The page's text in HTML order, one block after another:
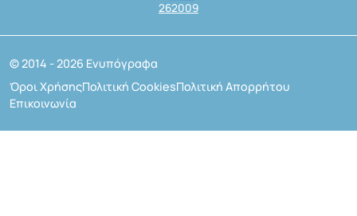
262009
© 2014 - 2026 Ενυπόγραφα
Όροι ΧρήσηςΠολιτική CookiesΠολιτική Απορρήτου
Επικοινωνία